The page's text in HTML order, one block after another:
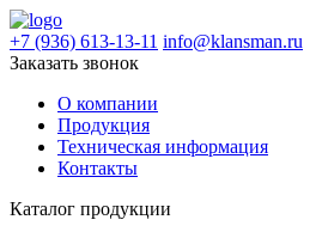
+7 (936) 613-13-11 info@klansman.ru
Заказать звонок
О компании
Продукция
Техническая информация
Контакты
Каталог продукции